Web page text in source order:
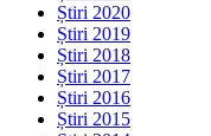
Știri 2020
Știri 2019
Știri 2018
Știri 2017
Știri 2016
Știri 2015